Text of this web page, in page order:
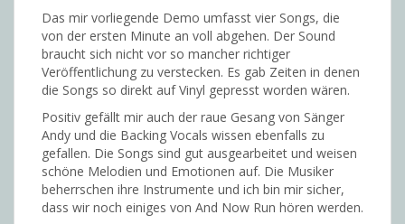
Das mir vorliegende Demo umfasst vier Songs, die
von der ersten Minute an voll abgehen. Der Sound
braucht sich nicht vor so mancher richtiger
Veröffentlichung zu verstecken. Es gab Zeiten in denen
die Songs so direkt auf Vinyl gepresst worden wären.
Positiv gefällt mir auch der raue Gesang von Sänger
Andy und die Backing Vocals wissen ebenfalls zu
gefallen. Die Songs sind gut ausgearbeitet und weisen
schöne Melodien und Emotionen auf. Die Musiker
beherrschen ihre Instrumente und ich bin mir sicher,
dass wir noch einiges von And Now Run hören werden.